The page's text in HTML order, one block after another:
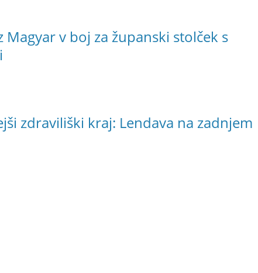
Magyar v boj za županski stolček s
zdraviliški kraj: Lendava na zadnjem